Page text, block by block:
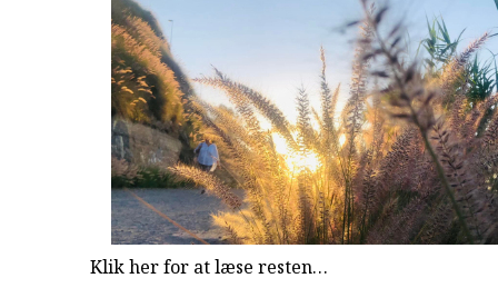
Klik her for at læse resten…